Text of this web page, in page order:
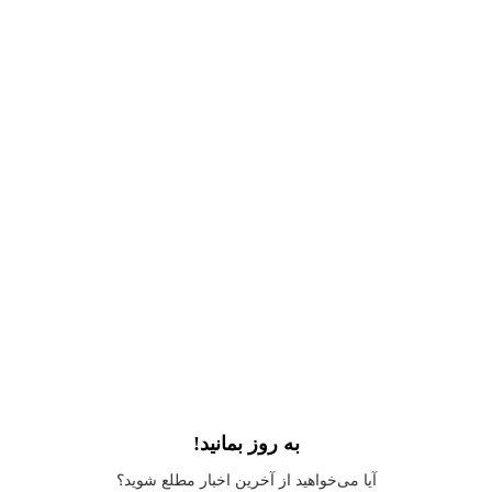
Application error: a client
-side exception has occurred while loading
به روز بمانید!
آیا می‌خواهید از آخرین اخبار مطلع شوید؟